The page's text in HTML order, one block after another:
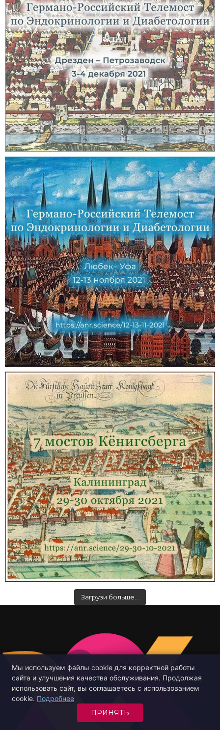
Загрузи больше…
Мы используем файлы cookie для корректной работы
сайта и улучшения качества обслуживания. Продолжая
использовать сайт, вы соглашаетесь с использованием
cookie. Подробнее
ПРИНЯТЬ